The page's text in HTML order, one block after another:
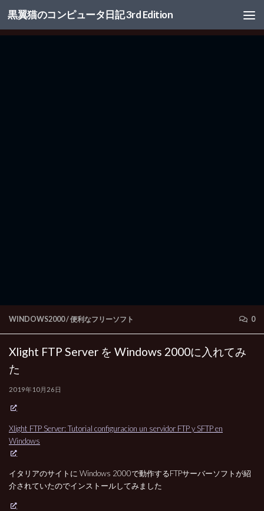
コンテンツへスキップ
黒翼猫のコンピュータ日記 3rd Edition
WINDOWS2000/便利なフリーソフト 0
Xlight FTP Server を Windows 2000に入れてみ
た
2019年10月26日
Xlight FTP Server: Tutorial configuracion un servidor FTP y SFTP en
Windows
イタリアのサイトに Windows 2000で動作するFTPサーバーソフトが紹
介されていたのでインストールしてみました